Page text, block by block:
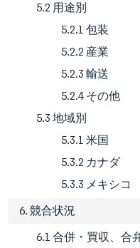
5.2 用途別
5.2.1 包装
5.2.2 産業
5.2.3 輸送
5.2.4 その他
5.3 地域別
5.3.1 米国
5.3.2 カナダ
5.3.3 メキシコ
6. 競合状況
6.1 合併・買収、合